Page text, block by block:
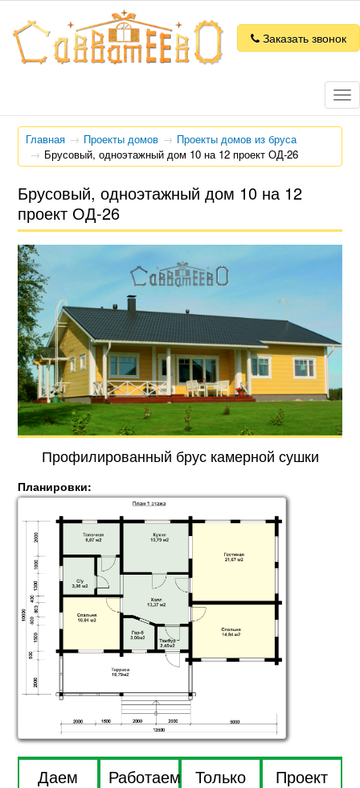
Заказать звонок
Главная Проекты домов
Проекты домов из бруса
Брусовый, одноэтажный дом 10 на 12 проект ОД-26
Брусовый, одноэтажный дом 10 на 12
проект ОД-26
Профилированный брус камерной сушки
Планировки:
Даем
Работаем
Только
Проект